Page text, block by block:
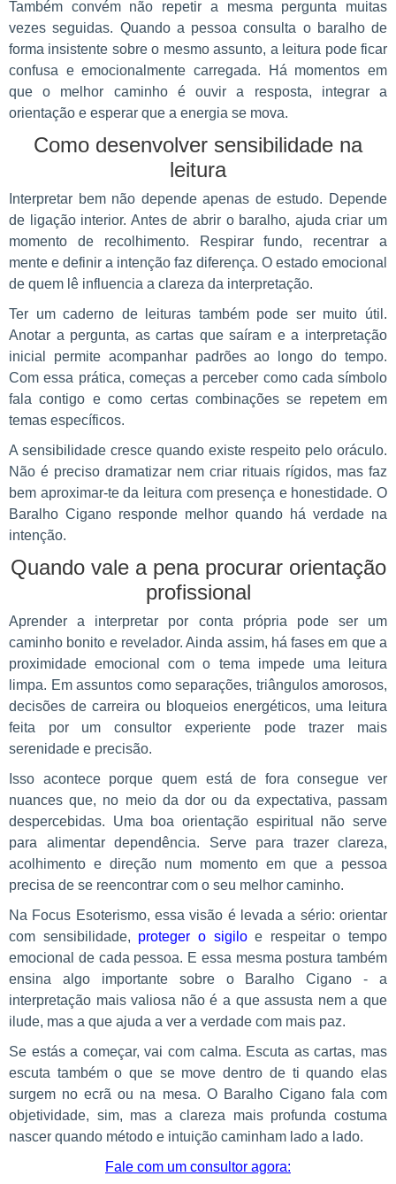
Também convém não repetir a mesma pergunta muitas
vezes seguidas. Quando a pessoa consulta o baralho de
forma insistente sobre o mesmo assunto, a leitura pode ficar
confusa e emocionalmente carregada. Há momentos em
que o melhor caminho é ouvir a resposta, integrar a
orientação e esperar que a energia se mova.
Como desenvolver sensibilidade na
leitura
Interpretar bem não depende apenas de estudo. Depende
de ligação interior. Antes de abrir o baralho, ajuda criar um
momento de recolhimento. Respirar fundo, recentrar a
mente e definir a intenção faz diferença. O estado emocional
de quem lê influencia a clareza da interpretação.
Ter um caderno de leituras também pode ser muito útil.
Anotar a pergunta, as cartas que saíram e a interpretação
inicial permite acompanhar padrões ao longo do tempo.
Com essa prática, começas a perceber como cada símbolo
fala contigo e como certas combinações se repetem em
temas específicos.
A sensibilidade cresce quando existe respeito pelo oráculo.
Não é preciso dramatizar nem criar rituais rígidos, mas faz
bem aproximar-te da leitura com presença e honestidade. O
Baralho Cigano responde melhor quando há verdade na
intenção.
Quando vale a pena procurar orientação
profissional
Aprender a interpretar por conta própria pode ser um
caminho bonito e revelador. Ainda assim, há fases em que a
proximidade emocional com o tema impede uma leitura
limpa. Em assuntos como separações, triângulos amorosos,
decisões de carreira ou bloqueios energéticos, uma leitura
feita por um consultor experiente pode trazer mais
serenidade e precisão.
Isso acontece porque quem está de fora consegue ver
nuances que, no meio da dor ou da expectativa, passam
despercebidas. Uma boa orientação espiritual não serve
para alimentar dependência. Serve para trazer clareza,
acolhimento e direção num momento em que a pessoa
precisa de se reencontrar com o seu melhor caminho.
Na Focus Esoterismo, essa visão é levada a sério: orientar
com sensibilidade, proteger o sigiloe respeitar o tempo
emocional de cada pessoa. E essa mesma postura também
ensina algo importante sobre o Baralho Cigano - a
interpretação mais valiosa não é a que assusta nem a que
ilude, mas a que ajuda a ver a verdade com mais paz.
Se estás a começar, vai com calma. Escuta as cartas, mas
escuta também o que se move dentro de ti quando elas
surgem no ecrã ou na mesa. O Baralho Cigano fala com
objetividade, sim, mas a clareza mais profunda costuma
nascer quando método e intuição caminham lado a lado.
Fale com um consultor agora: